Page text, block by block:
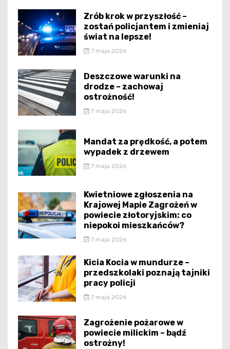
Zrób krok w przyszłość –
zostań policjantem i zmieniaj
świat na lepsze!
7 maja 2026
Deszczowe warunki na
drodze – zachowaj
ostrożność!
7 maja 2026
Mandat za prędkość, a potem
wypadek z drzewem
7 maja 2026
Kwietniowe zgłoszenia na
Krajowej Mapie Zagrożeń w
powiecie złotoryjskim: co
niepokoi mieszkańców?
7 maja 2026
Kicia Kocia w mundurze –
przedszkolaki poznają tajniki
pracy policji
7 maja 2026
Zagrożenie pożarowe w
powiecie milickim – bądź
ostrożny!